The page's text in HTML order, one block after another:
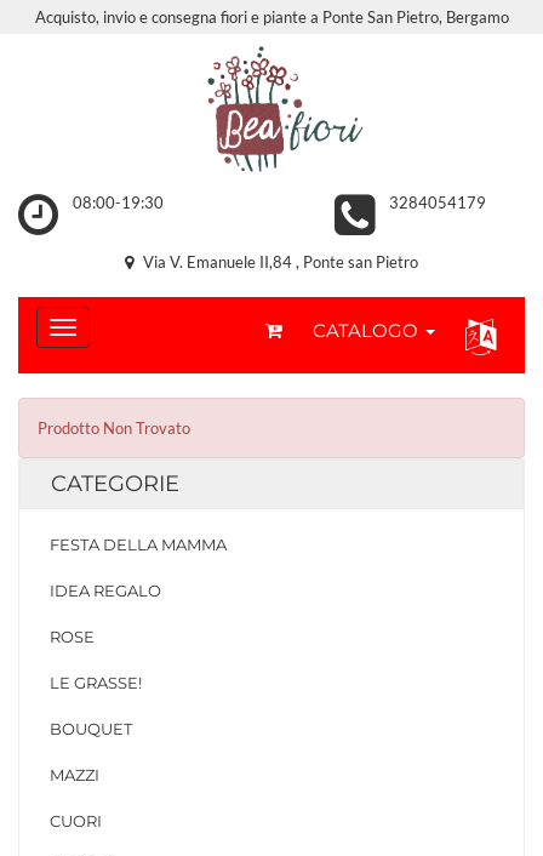
Acquisto, invio e consegna fiori e piante a Ponte San Pietro, Bergamo
08:00-19:30 3284054179
Via V. Emanuele II,84 , Ponte san Pietro
CATALOGO
Prodotto Non Trovato
CATEGORIE
FESTA DELLA MAMMA
IDEA REGALO
ROSE
LE GRASSE!
BOUQUET
MAZZI
CUORI